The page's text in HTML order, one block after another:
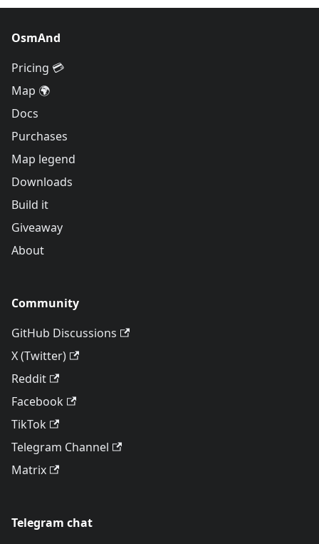
OsmAnd
Pricing 💳
Map 🌍
Docs
Purchases
Map legend
Downloads
Build it
Giveaway
About
Community
GitHub Discussions
X (Twitter)
Reddit
Facebook
TikTok
Telegram Channel
Matrix
Telegram chat